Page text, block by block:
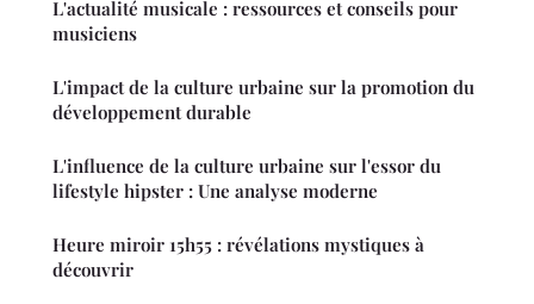
L'actualité musicale : ressources et conseils pour
musiciens
L'impact de la culture urbaine sur la promotion du
développement durable
L'influence de la culture urbaine sur l'essor du
lifestyle hipster : Une analyse moderne
Heure miroir 15h55 : révélations mystiques à
découvrir